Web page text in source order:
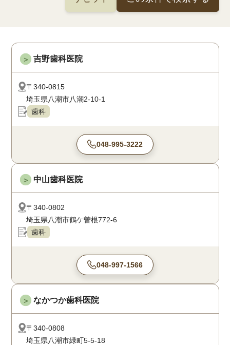
＞ 吉野歯科医院
〒340-0815
埼玉県八潮市八潮2-10-1
歯科
048-995-3222
＞ 中山歯科医院
〒340-0802
埼玉県八潮市鶴ケ曽根772-6
歯科
048-997-1566
＞ なかつか歯科医院
〒340-0808
埼玉県八潮市緑町5-5-18